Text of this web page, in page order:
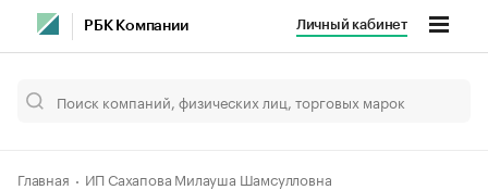
РБК Компании Личный кабинет
Главная ИП Сахапова Милауша Шамсулловна